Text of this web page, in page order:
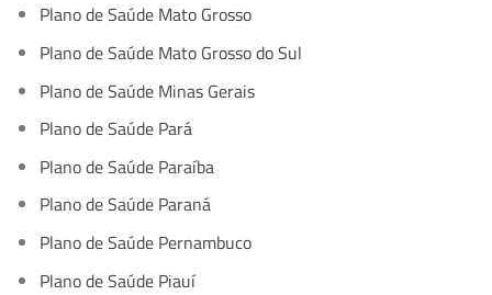
Plano de Saúde Mato Grosso
Plano de Saúde Mato Grosso do Sul
Plano de Saúde Minas Gerais
Plano de Saúde Pará
Plano de Saúde Paraíba
Plano de Saúde Paraná
Plano de Saúde Pernambuco
Plano de Saúde Piauí